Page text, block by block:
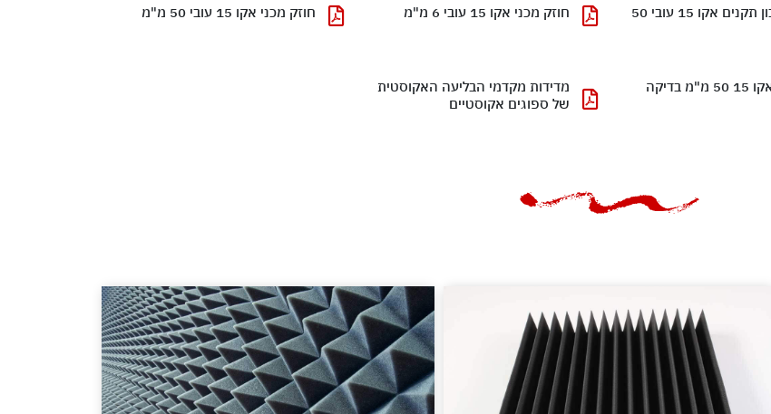
בדיקה מכון תקנים אקו 15 עובי 50
חוזק מכני אקו 15 עובי 6 מ"מ חוזק מכני אקו 15 עובי 50 מ"מ
1148-2 אקו 15 50 מ"מ בדיקה
מדידות מקדמי הבליעה האקוסטית
של ספוגים אקוסטיים